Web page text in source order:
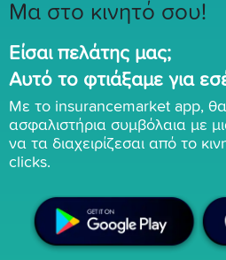
Μα στο κινητό σου!
Είσαι πελάτης μας;
Αυτό το φτιάξαμε για
Με το insurancemarket app,
ασφαλιστήρια συμβόλαια με
να τα διαχειρίζεσαι από το
clicks.